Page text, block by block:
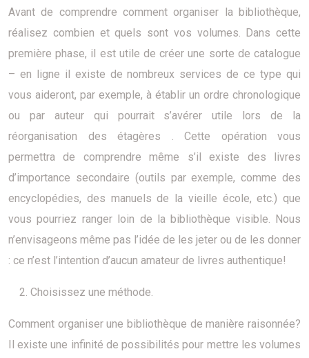
Avant de comprendre comment organiser la bibliothèque,
réalisez combien et quels sont vos volumes. Dans cette
première phase, il est utile de créer une sorte de catalogue
– en ligne il existe de nombreux services de ce type qui
vous aideront, par exemple, à établir un ordre chronologique
ou par auteur qui pourrait s’avérer utile lors de la
réorganisation des étagères . Cette opération vous
permettra de comprendre même s’il existe des livres
d’importance secondaire (outils par exemple, comme des
encyclopédies, des manuels de la vieille école, etc.) que
vous pourriez ranger loin de la bibliothèque visible. Nous
n’envisageons même pas l’idée de les jeter ou de les donner
: ce n’est l’intention d’aucun amateur de livres authentique!
Choisissez une méthode.
Comment organiser une bibliothèque de manière raisonnée?
Il existe une infinité de possibilités pour mettre les volumes